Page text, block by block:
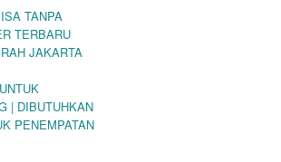
TANPA
TERBARU
JAKARTA
| DIBUTUHKAN
PENEMPATAN